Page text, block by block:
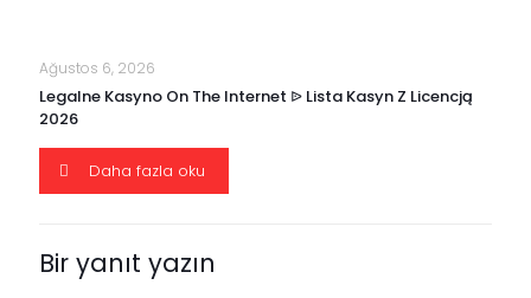
Ağustos 6, 2026
Legalne Kasyno On The Internet ᐉ Lista Kasyn Z Licencją
2026
Daha fazla oku
Bir yanıt yazın